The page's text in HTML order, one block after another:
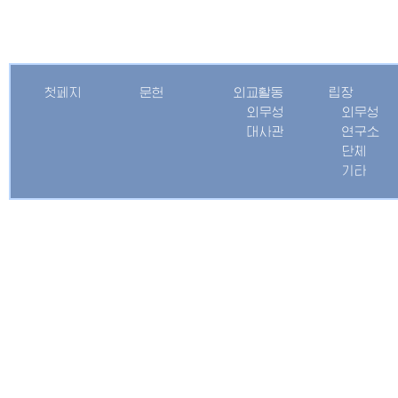
첫페지 문헌
외교활동
외무성
대사관
립장
외무성
연구소
단체
기타